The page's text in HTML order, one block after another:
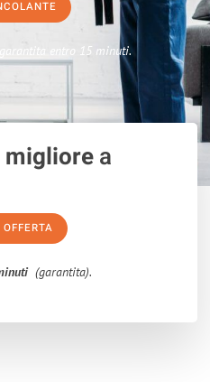
entro 15 minuti.
a
(garantita).